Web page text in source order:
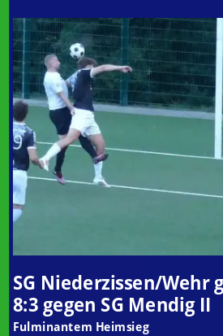
SG Niederzissen/Wehr
8:3 gegen SG Mendig II
Fulminantem Heimsieg